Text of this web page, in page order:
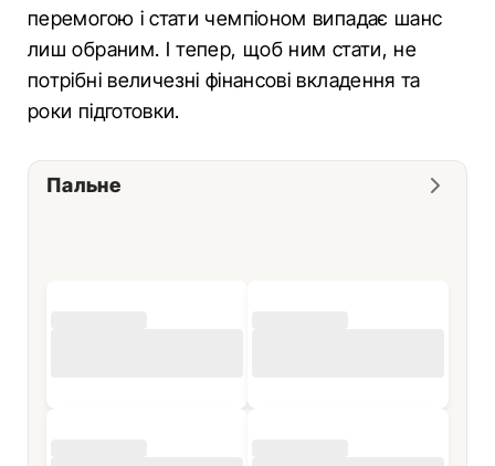
перемогою і стати чемпіоном випадає шанс
лиш обраним. І тепер, щоб ним стати, не
потрібні величезні фінансові вкладення та
роки підготовки.
Пальне